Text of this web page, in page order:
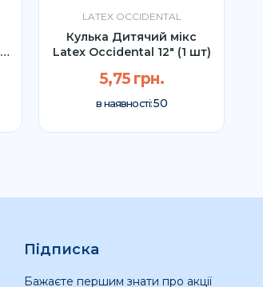
LATEX OCCIDENTAL
Кулька Дитячий мікс
Latex Occidental 12″ (1 шт)
5,75 грн.
в наявності:50
Підписка
Бажаєте першим знати про акції